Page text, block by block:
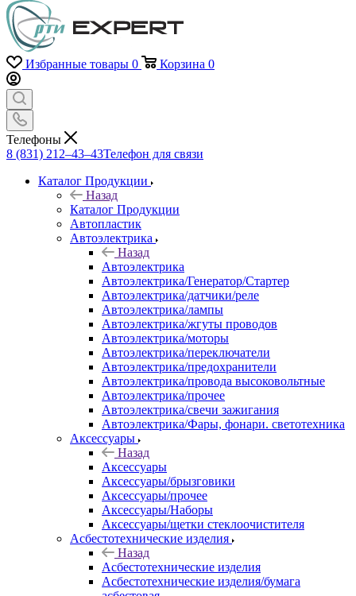
Избранные товары 0 Корзина 0
Телефоны
8 (831) 212–43–43Телефон для связи
Каталог Продукции
Назад
Каталог Продукции
Автопластик
Автоэлектрика
Назад
Автоэлектрика
Автоэлектрика/Генератор/Стартер
Автоэлектрика/датчики/реле
Автоэлектрика/лампы
Автоэлектрика/жгуты проводов
Автоэлектрика/моторы
Автоэлектрика/переключатели
Автоэлектрика/предохранители
Автоэлектрика/провода высоковольтные
Автоэлектрика/прочее
Автоэлектрика/свечи зажигания
Автоэлектрика/Фары, фонари. светотехника
Аксессуары
Назад
Аксессуары
Аксессуары/брызговики
Аксессуары/прочее
Аксессуары/Наборы
Аксессуары/щетки стеклоочистителя
Асбестотехнические изделия
Назад
Асбестотехнические изделия
Асбестотехнические изделия/бумага